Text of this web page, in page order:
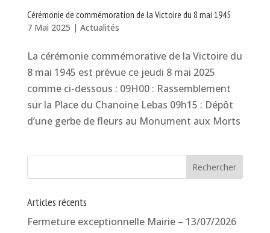
Cérémonie de commémoration de la Victoire du 8 mai 1945
7 Mai 2025 | Actualités
La cérémonie commémorative de la Victoire du
8 mai 1945 est prévue ce jeudi 8 mai 2025
comme ci-dessous : 09H00 : Rassemblement
sur la Place du Chanoine Lebas 09h15 : Dépôt
d’une gerbe de fleurs au Monument aux Morts
Articles récents
Fermeture exceptionnelle Mairie – 13/07/2026